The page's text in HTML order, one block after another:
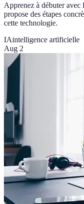
Apprenez à débuter
propose des étapes
cette technologie.
IAintelligence artificielle
Aug 2